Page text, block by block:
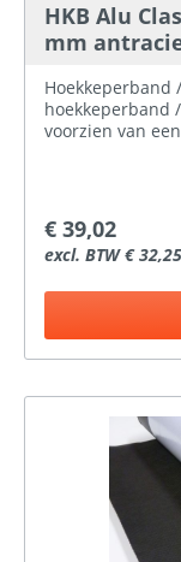
HKB Alu
mm
Hoekkeperband
hoekkeperband
voorzien van
€ 39,02
excl. BTW € 32,25